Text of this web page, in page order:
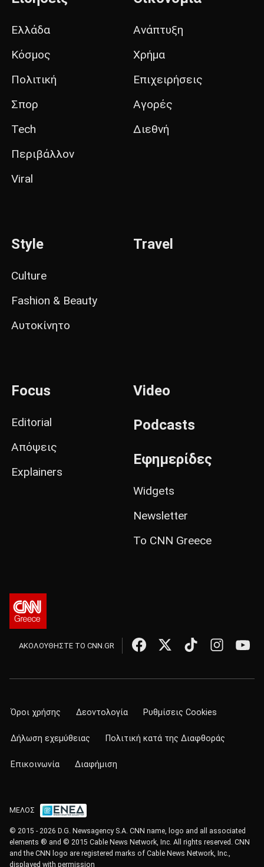
Ελλάδα
Κόσμος
Πολιτική
Σπορ
Tech
Περιβάλλον
Viral
Ανάπτυξη
Χρήμα
Επιχειρήσεις
Αγορές
Διεθνή
Style
Culture
Fashion & Beauty
Αυτοκίνητο
Travel
Focus
Editorial
Απόψεις
Explainers
Video
Podcasts
Εφημερίδες
Widgets
Newsletter
Το CNN Greece
ΑΚΟΛΟΥΘΗΣΤΕ ΤΟ CNN.GR
Όροι χρήσης Δεοντολογία Ρυθμίσεις Cookies
Δήλωση εχεμύθειας Πολιτική κατά της Διαφθοράς
Επικοινωνία Διαφήμιση
ΜΕΛΟΣ
© 2015 - 2026 D.G. Newsagency S.A. CNN name, logo and all associated
elements ® and © 2015 Cable News Network, Inc. All rights reserved. CNN
and the CNN logo are registered marks of Cable News Network, Inc.,
displayed with permission